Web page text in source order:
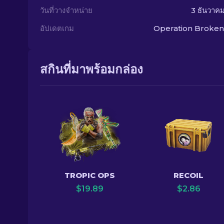
วันที่วางจำหน่าย
3 ธันวาค
อัปเดตเกม
Operation
สกินที่มาพร้อมกล่อง
TROPIC OPS
$19.89
RECOIL
$2.86